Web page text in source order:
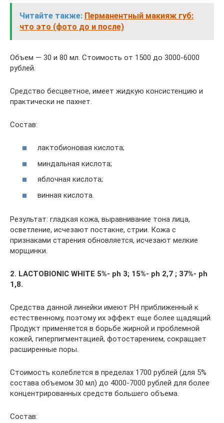
Читайте также: Перманентный макияж губ:
что это (фото до и после)
Объем — 30 и 80 мл. Стоимость от 1500 до 3000-6000
рублей.
Средство бесцветное, имеет жидкую консистенцию и
практически не пахнет.
Состав:
лактобионовая кислота;
миндальная кислота;
яблочная кислота;
винная кислота.
Результат: гладкая кожа, выравнивание тона лица,
осветление, исчезают постакне, стрии. Кожа с
признаками старения обновляется, исчезают мелкие
морщинки.
2. LACTOBIONIC WHITE 5%- ph 3; 15%- ph 2,7 ; 37%- ph
1,8.
Средства данной линейки имеют PH приближенный к
естественному, поэтому их эффект еще более щадящий.
Продукт применяется в борьбе жирной и проблемной
кожей, гиперпигментацией, фотостарением, сокращает
расширенные поры.
Стоимость колеблется в пределах 1700 рублей (для 5%
состава объемом 30 мл) до 4000-7000 рублей для более
концентрированных средств большего объема.
Состав: